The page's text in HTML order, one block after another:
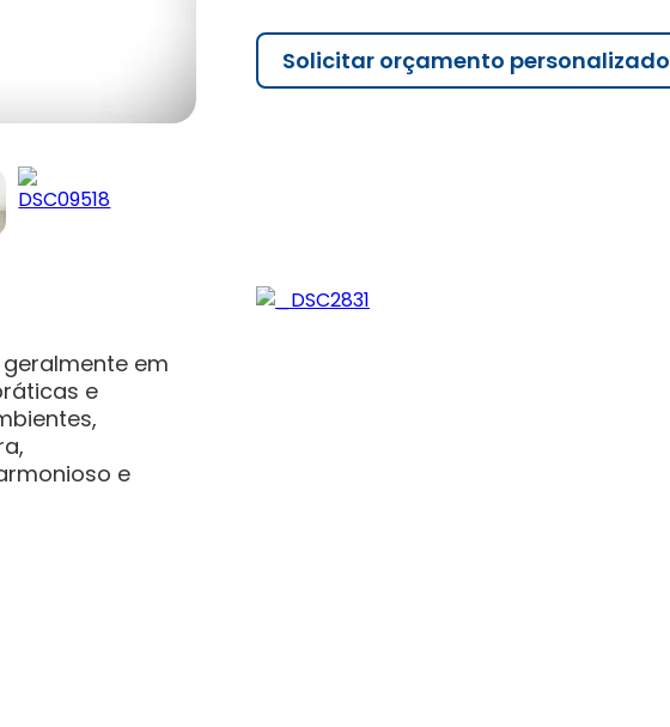
Solicitar orçamento personalizado
em
e
e